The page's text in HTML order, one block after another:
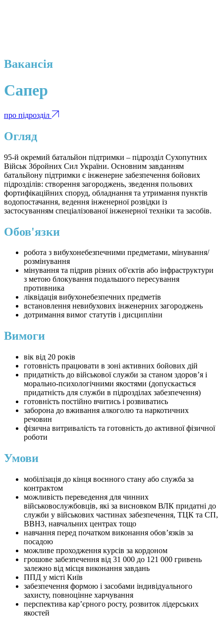
Вакансія
Сапер
про підрозділ
Огляд
95-й окремий батальйон підтримки – підрозділ Сухопутних
Військ Збройних Сил України. Основним завданням
батальйону підтримки є інженерне забезпечення бойових
підрозділів: створення загороджень, зведення польових
фортифікаційних споруд, обладнання та утримання пунктів
водопостачання, ведення інженерної розвідки із
застосуванням спеціалізованої інженерної техніки та засобів.
Обов'язки
робота з вибухонебезпечними предметами, мінування/
розмінування
мінування та підрив різних об'єктів або інфраструктури
з метою блокування подальшого пересування
противника
ліквідація вибухонебезпечних предметів
встановлення невибухових інженерних загороджень
дотримання вимог статутів і дисципліни
Вимоги
вік від 20 років
готовність працювати в зоні активних бойових дій
придатність до військової служби за станом здоров’я і
морально-психологічними якостями (допускається
придатність для служби в підрозділах забезпечення)
готовність постійно вчитись і розвиватись
заборона до вживання алкоголю та наркотичних
речовин
фізична витривалість та готовність до активної фізичної
роботи
Умови
мобілізація до кінця воєнного стану або служба за
контрактом
можливість переведення для чинних
військовослужбовців, які за висновком ВЛК придатні до
служби у військових частинах забезпечення, ТЦК та СП,
ВВНЗ, навчальних центрах тощо
навчання перед початком виконання обов’язків за
посадою
можливе проходження курсів за кордоном
грошове забезпечення від 31 000 до 121 000 гривень
залежно від місця виконання завдань
ППД у місті Київ
забезпечення формою і засобами індивідуального
захисту, повноцінне харчування
перспектива кар’єрного росту, розвиток лідерських
якостей